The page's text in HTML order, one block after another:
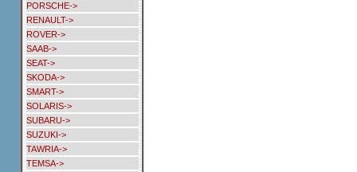
PORSCHE->
RENAULT->
ROVER->
SAAB->
SEAT->
SKODA->
SMART->
SOLARIS->
SUBARU->
SUZUKI->
TAWRIA->
TEMSA->